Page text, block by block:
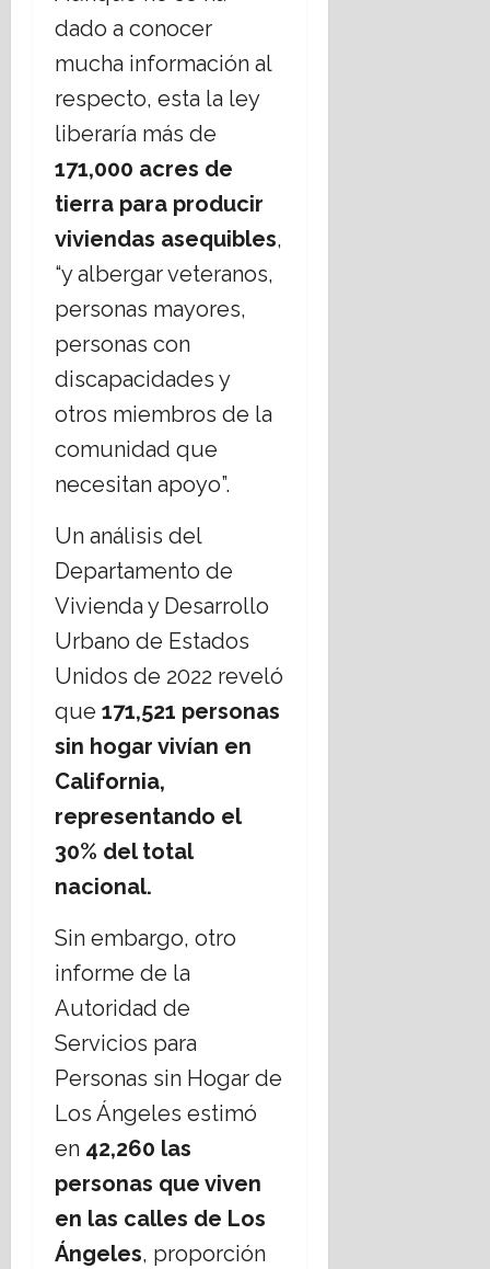
dado a conocer
mucha información al
respecto, esta la ley
liberaría más de
171,000 acres de
tierra para producir
viviendas asequibles,
“y albergar veteranos,
personas mayores,
personas con
discapacidades y
otros miembros de la
comunidad que
necesitan apoyo”.
Un análisis del
Departamento de
Vivienda y Desarrollo
Urbano de Estados
Unidos de 2022 reveló
que 171,521 personas
sin hogar vivían en
California,
representando el
30% del total
nacional.
Sin embargo, otro
informe de la
Autoridad de
Servicios para
Personas sin Hogar de
Los Ángeles estimó
en 42,260 las
personas que viven
en las calles de Los
Ángeles, proporción